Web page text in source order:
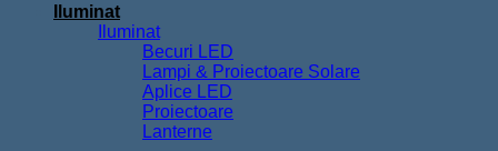
Iluminat
Iluminat
Becuri LED
Lampi & Proiectoare Solare
Aplice LED
Proiectoare
Lanterne